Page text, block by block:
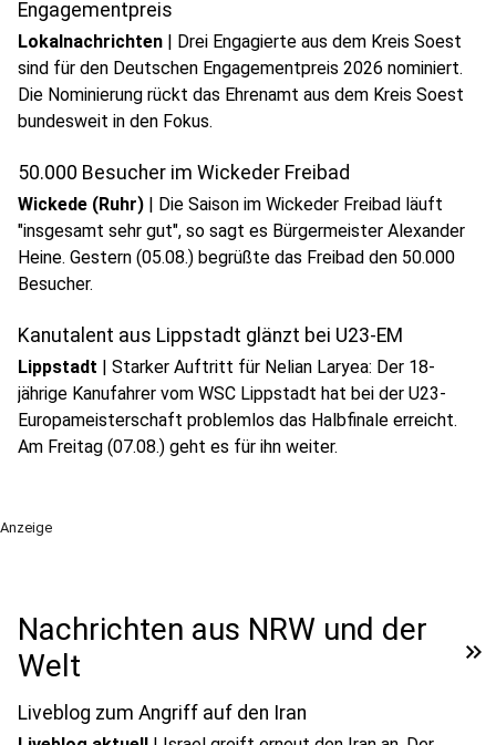
Engagementpreis
Lokalnachrichten | Drei Engagierte aus dem Kreis Soest
sind für den Deutschen Engagementpreis 2026 nominiert.
Die Nominierung rückt das Ehrenamt aus dem Kreis Soest
bundesweit in den Fokus.
50.000 Besucher im Wickeder Freibad
Wickede (Ruhr) | Die Saison im Wickeder Freibad läuft
"insgesamt sehr gut", so sagt es Bürgermeister Alexander
Heine. Gestern (05.08.) begrüßte das Freibad den 50.000
Besucher.
Kanutalent aus Lippstadt glänzt bei U23-EM
Lippstadt | Starker Auftritt für Nelian Laryea: Der 18-
jährige Kanufahrer vom WSC Lippstadt hat bei der U23-
Europameisterschaft problemlos das Halbfinale erreicht.
Am Freitag (07.08.) geht es für ihn weiter.
Anzeige
Nachrichten aus NRW und der
Welt
keyboard_double_arrow_right
Liveblog zum Angriff auf den Iran